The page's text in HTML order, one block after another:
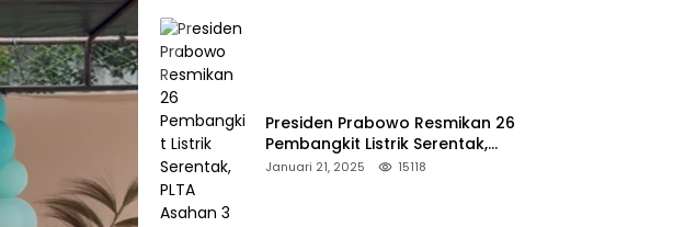
Presiden Prabowo Resmikan 26
Pembangkit Listrik Serentak,
PLTA Asahan 3 Jadi Sorotan
Januari 21, 2025 15118